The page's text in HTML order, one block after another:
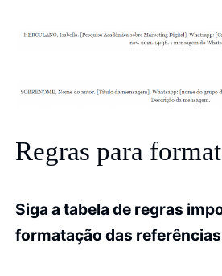
Regras para
Siga a tabela de regras
formatação das